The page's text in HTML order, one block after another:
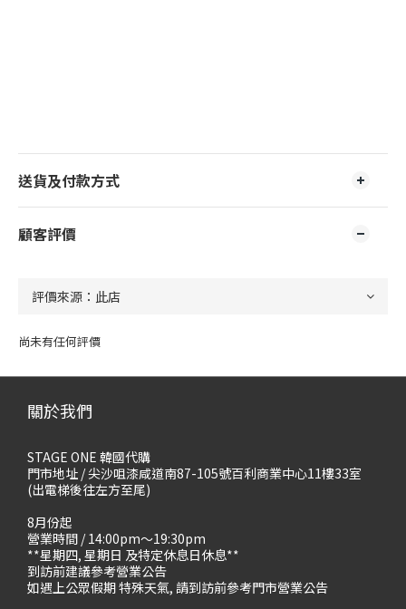
送貨及付款方式
顧客評價
尚未有任何評價
關於我們
STAGE ONE 韓國代購
門市地址 / 尖沙咀漆咸道南87-105號百利商業中心11樓33室
(出電梯後往左方至尾)
8月份起
營業時間 / 14:00pm～19:30pm
**星期四, 星期日 及特定休息日休息**
到訪前建議參考營業公告
如遇上公眾假期 特殊天氣, 請到訪前參考門市營業公告